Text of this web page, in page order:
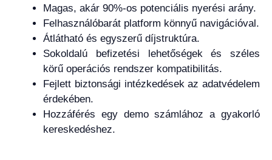
Magas, akár 90%-os potenciális nyerési arány.
Felhasználóbarát platform könnyű navigációval.
Átlátható és egyszerű díjstruktúra.
Sokoldalú befizetési lehetőségek és széles
körű operációs rendszer kompatibilitás.
Fejlett biztonsági intézkedések az adatvédelem
érdekében.
Hozzáférés egy demo számlához a gyakorló
kereskedéshez.